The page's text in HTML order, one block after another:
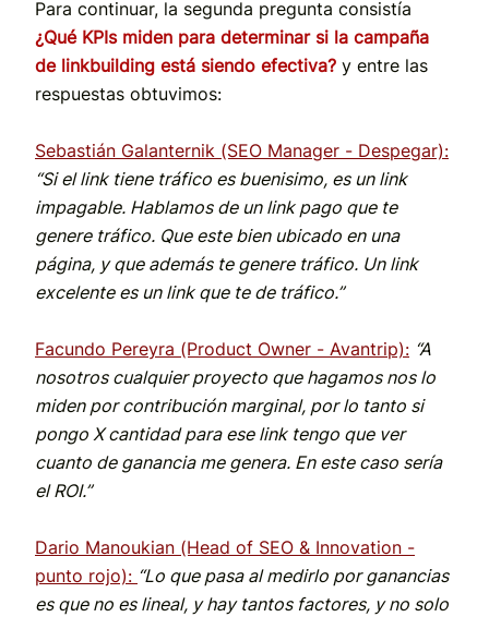
Para continuar, la segunda pregunta consistía
¿Qué KPIs miden para determinar si la campaña
de linkbuilding está siendo efectiva? y entre las
respuestas obtuvimos:
Sebastián Galanternik (SEO Manager - Despegar):
“Si el link tiene tráfico es buenisimo, es un link
impagable. Hablamos de un link pago que te
genere tráfico. Que este bien ubicado en una
página, y que además te genere tráfico. Un link
excelente es un link que te de tráfico.”
Facundo Pereyra (Product Owner - Avantrip): “A
nosotros cualquier proyecto que hagamos nos lo
miden por contribución marginal, por lo tanto si
pongo X cantidad para ese link tengo que ver
cuanto de ganancia me genera. En este caso sería
el ROI.”
Dario Manoukian (Head of SEO & Innovation -
punto rojo): “Lo que pasa al medirlo por ganancias
es que no es lineal, y hay tantos factores, y no solo